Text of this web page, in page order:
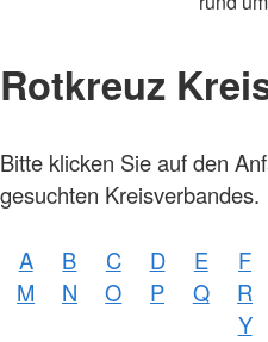
Rotkreuz
Bitte klicken Sie auf den
gesuchten Kreisverbandes.
A B C D E F
M
N O P Q R
Y